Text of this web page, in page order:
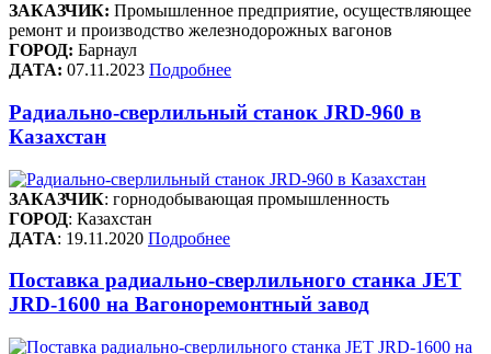
ЗАКАЗЧИК: Промышленное предприятие, осуществляющее
ремонт и производство железнодорожных вагонов
ГОРОД: Барнаул
ДАТА: 07.11.2023 Подробнее
Радиально-сверлильный станок JRD-960 в
Казахстан
ЗАКАЗЧИК: горнодобывающая промышленность
ГОРОД: Казахстан
ДАТА: 19.11.2020 Подробнее
Поставка радиально-сверлильного станка JET
JRD-1600 на Вагоноремонтный завод